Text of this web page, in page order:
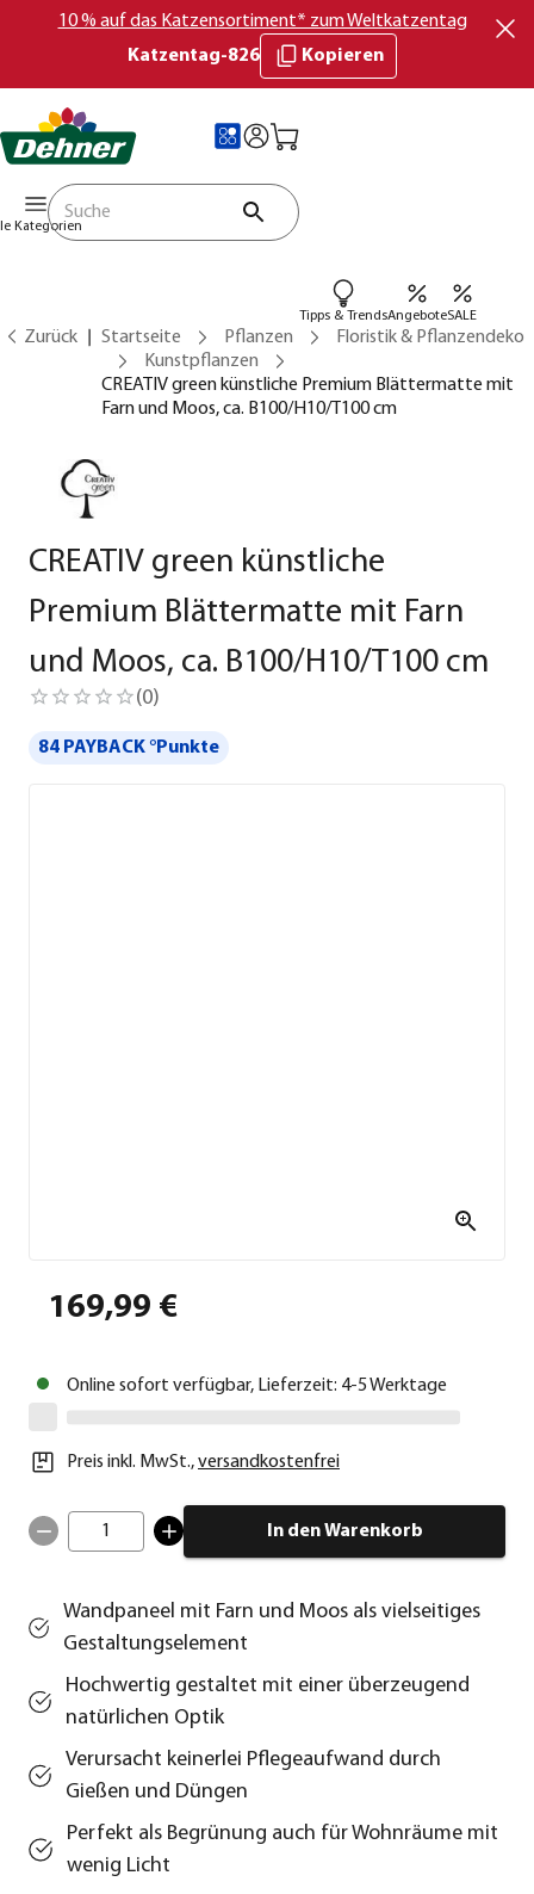
10 % auf das Katzensortiment* zum Weltkatzentag
Katzentag-826
Kopieren
Kategorien
Tipps & TrendsAngeboteSALE
Zurück Startseite Pflanzen
Floristik & Pflanzendeko
Kunstpflanzen
CREATIV green künstliche Premium Blättermatte mit
Farn und Moos, ca. B100/H10/T100 cm
CREATIV green künstliche
Premium Blättermatte mit Farn
und Moos, ca. B100/H10/T100 cm
(0)
84 PAYBACK °Punkte
169,99 €
Online sofort verfügbar, Lieferzeit: 4-5 Werktage
Preis inkl. MwSt.,versandkostenfrei
1 In den Warenkorb
Wandpaneel mit Farn und Moos als vielseitiges
Gestaltungselement
Hochwertig gestaltet mit einer überzeugend
natürlichen Optik
Verursacht keinerlei Pflegeaufwand durch
Gießen und Düngen
Perfekt als Begrünung auch für Wohnräume mit
wenig Licht